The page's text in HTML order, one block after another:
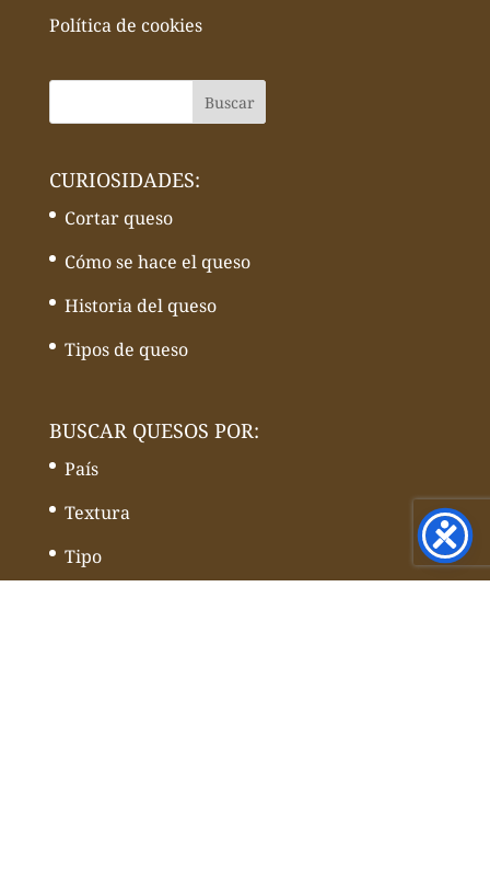
Política de cookies
CURIOSIDADES:
Cortar queso
Cómo se hace el queso
Historia del queso
Tipos de queso
BUSCAR QUESOS POR:
País
Textura
Tipo